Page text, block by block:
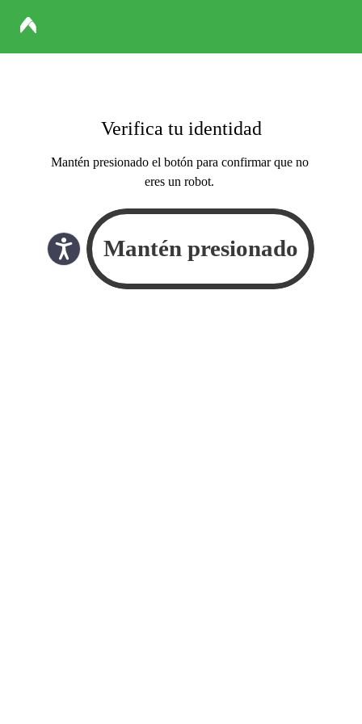
Verifica tu identidad
Mantén presionado el botón para confirmar que no
eres un robot.